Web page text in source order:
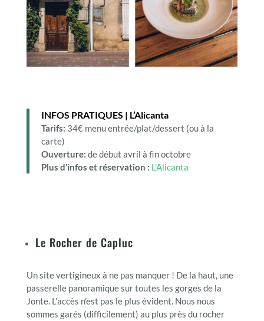
INFOS PRATIQUES | L’Alicanta
Tarifs: 34€ menu entrée/plat/dessert (ou à la
carte)
Ouverture: de début avril à fin octobre
Plus d’infos et réservation : L’Alicanta
Le Rocher de Capluc
Un site vertigineux à ne pas manquer ! De la haut, une
passerelle panoramique sur toutes les gorges de la
Jonte. L’accès n’est pas le plus évident. Nous nous
sommes garés (difficilement) au plus près du rocher